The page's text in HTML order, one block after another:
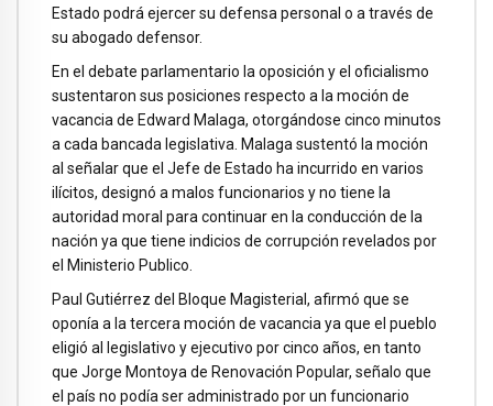
Estado podrá ejercer su defensa personal o a través de
su abogado defensor.
En el debate parlamentario la oposición y el oficialismo
sustentaron sus posiciones respecto a la moción de
vacancia de Edward Malaga, otorgándose cinco minutos
a cada bancada legislativa. Malaga sustentó la moción
al señalar que el Jefe de Estado ha incurrido en varios
ilícitos, designó a malos funcionarios y no tiene la
autoridad moral para continuar en la conducción de la
nación ya que tiene indicios de corrupción revelados por
el Ministerio Publico.
Paul Gutiérrez del Bloque Magisterial, afirmó que se
oponía a la tercera moción de vacancia ya que el pueblo
eligió al legislativo y ejecutivo por cinco años, en tanto
que Jorge Montoya de Renovación Popular, señalo que
el país no podía ser administrado por un funcionario